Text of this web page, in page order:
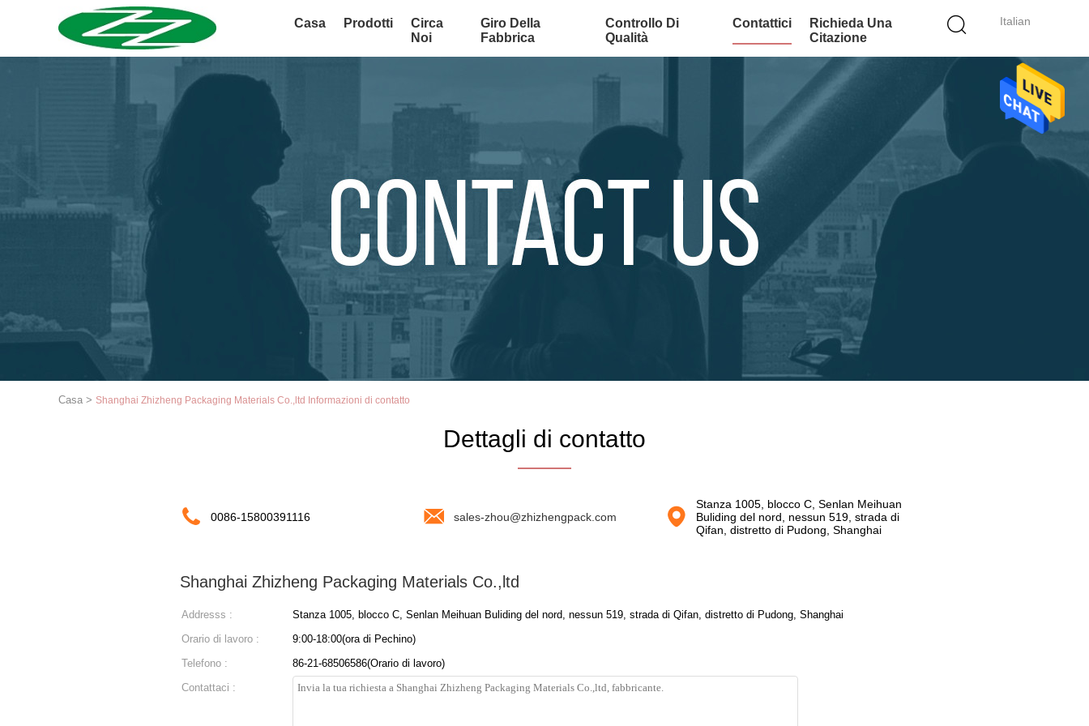
Italian
Casa Prodotti
Circa
Noi
Giro Della
Fabbrica
Controllo Di
Qualità
Contattici
Richieda Una
Citazione
Casa > Shanghai Zhizheng Packaging Materials Co.,ltd Informazioni di contatto
Dettagli di contatto
0086-15800391116 sales-zhou@zhizhengpack.com
Stanza 1005, blocco C, Senlan Meihuan
Buliding del nord, nessun 519, strada di
Qifan, distretto di Pudong, Shanghai
Shanghai Zhizheng Packaging Materials Co.,ltd
Addresss :
Stanza 1005, blocco C, Senlan Meihuan Buliding del nord, nessun 519, strada di Qifan, distretto di Pudong, Shanghai
Orario di lavoro :
9:00-18:00(ora di Pechino)
Telefono :
86-21-68506586(Orario di lavoro)
Contattaci :